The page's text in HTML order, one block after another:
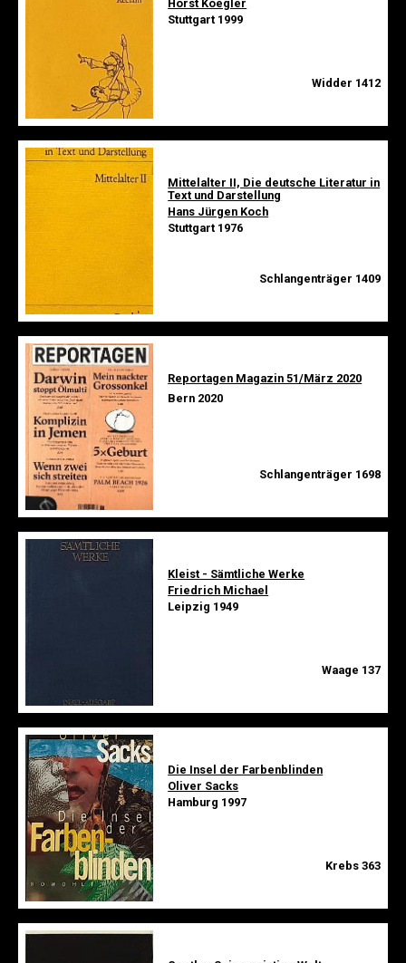
Horst Koegler
Stuttgart 1999
Widder 1412
Mittelalter II, Die deutsche Literatur in
Text und Darstellung
Hans Jürgen Koch
Stuttgart 1976
Schlangenträger 1409
Reportagen Magazin 51/März 2020
Bern 2020
Schlangenträger 1698
Kleist - Sämtliche Werke
Friedrich Michael
Leipzig 1949
Waage 137
Die Insel der Farbenblinden
Oliver Sacks
Hamburg 1997
Krebs 363